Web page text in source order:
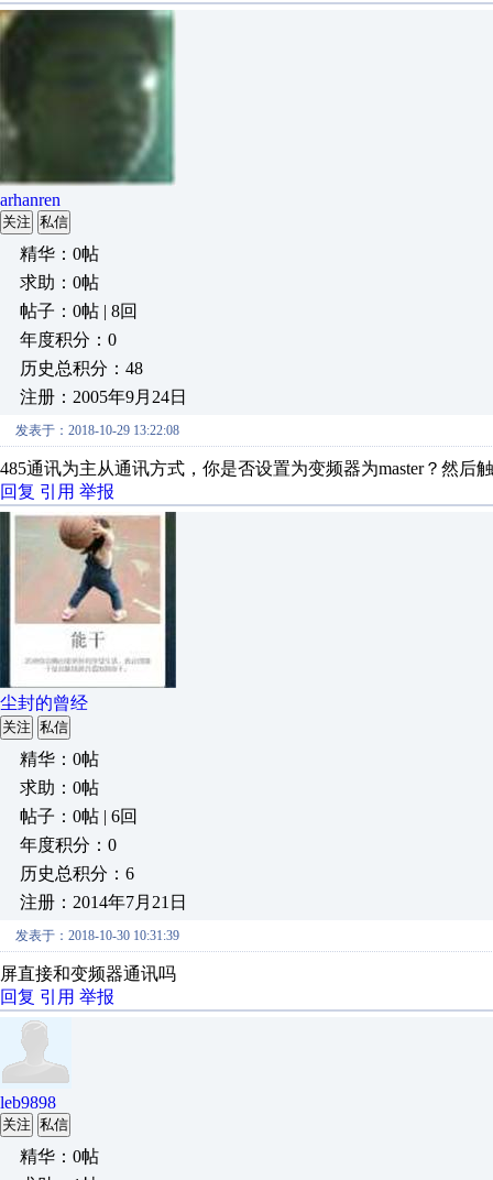
arhanren
关注 私信
精华：0帖
求助：0帖
帖子：0帖 | 8回
年度积分：0
历史总积分：48
注册：2005年9月24日
发表于：2018-10-29 13:22:08
485通讯为主从通讯方式，你是否设置为变频器为master？然后
回复 引用 举报
尘封的曾经
关注 私信
精华：0帖
求助：0帖
帖子：0帖 | 6回
年度积分：0
历史总积分：6
注册：2014年7月21日
发表于：2018-10-30 10:31:39
屏直接和变频器通讯吗
回复 引用 举报
leb9898
关注 私信
精华：0帖